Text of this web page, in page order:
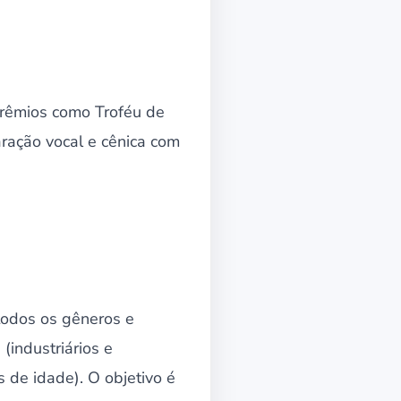
como Troféu de
vocal e cênica com
os gêneros e
e
de idade). O objetivo é